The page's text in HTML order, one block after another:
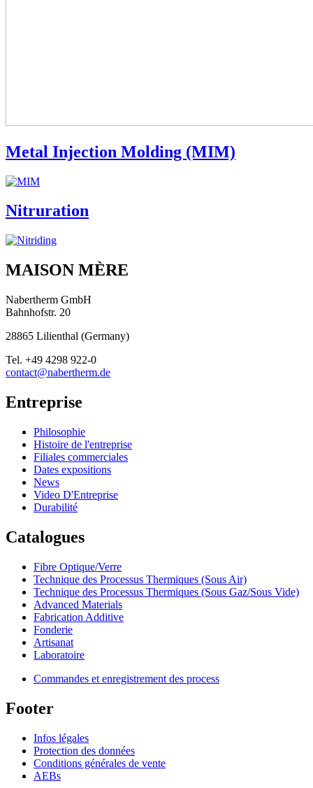
Metal Injection Molding (MIM)
Nitruration
MAISON MÈRE
Nabertherm GmbH
Bahnhofstr. 20
28865 Lilienthal (Germany)
Tel. +49 4298 922-0
contact@nabertherm.de
Entreprise
Philosophie
Histoire de l'entreprise
Filiales commerciales
Dates expositions
News
Video D'Entreprise
Durabilité
Catalogues
Fibre Optique/Verre
Technique des Processus Thermiques (Sous Air)
Technique des Processus Thermiques (Sous Gaz/Sous Vide)
Advanced Materials
Fabrication Additive
Fonderie
Artisanat
Laboratoire
Commandes et enregistrement des process
Footer
Infos légales
Protection des données
Conditions générales de vente
AEBs